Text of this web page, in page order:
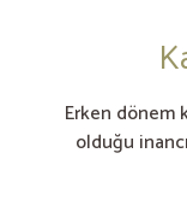
Erken dönem
olduğu